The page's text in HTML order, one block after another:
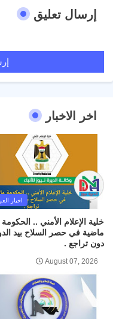
إرسال تعليق
اخر الاخبار
اخبار
خلية الإعلام الأمني .. الحكومة
ماضية في حصر السلاح بيد
دون تراجع .
August 07, 2026